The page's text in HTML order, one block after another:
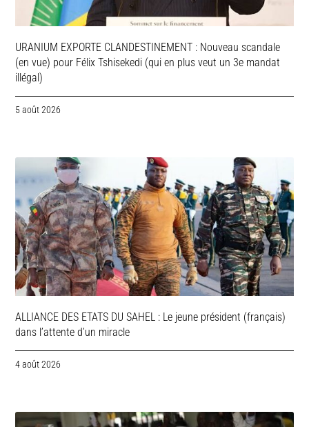
URANIUM EXPORTE CLANDESTINEMENT : Nouveau scandale
(en vue) pour Félix Tshisekedi (qui en plus veut un 3e mandat
illégal)
5 août 2026
ALLIANCE DES ETATS DU SAHEL : Le jeune président (français)
dans l’attente d’un miracle
4 août 2026